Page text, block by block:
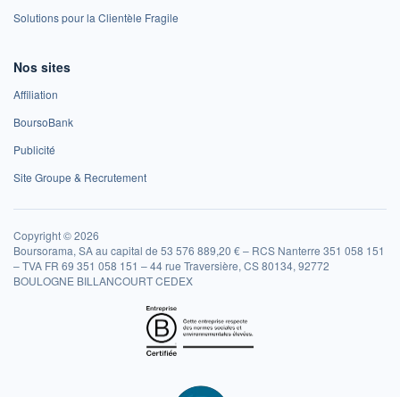
Solutions pour la Clientèle Fragile
Nos sites
Affiliation
BoursoBank
Publicité
Site Groupe & Recrutement
Copyright © 2026
Boursorama, SA au capital de 53 576 889,20 € – RCS Nanterre 351 058 151
– TVA FR 69 351 058 151 – 44 rue Traversière, CS 80134, 92772
BOULOGNE BILLANCOURT CEDEX